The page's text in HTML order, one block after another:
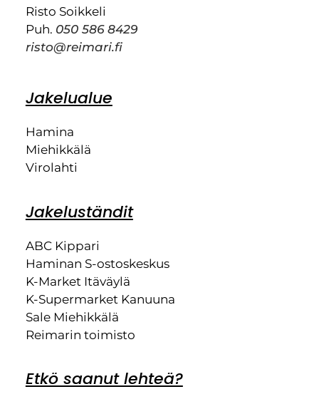
Risto Soikkeli
Puh. 050 586 8429
risto@reimari.fi
Jakelualue
Hamina
Miehikkälä
Virolahti
Jakeluständit
ABC Kippari
Haminan S-ostoskeskus
K-Market Itäväylä
K-Supermarket Kanuuna
Sale Miehikkälä
Reimarin toimisto
Etkö saanut lehteä?